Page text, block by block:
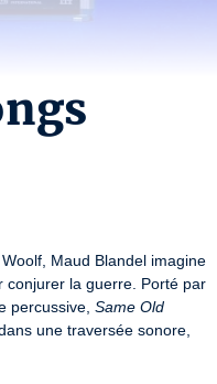
Maud Blandel imagine
conjurer la guerre. Porté par
percussive, Same Old
une traversée sonore,